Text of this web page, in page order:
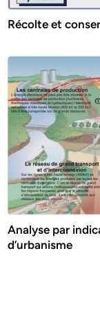
Récolte et
Analyse par
d’urbanisme